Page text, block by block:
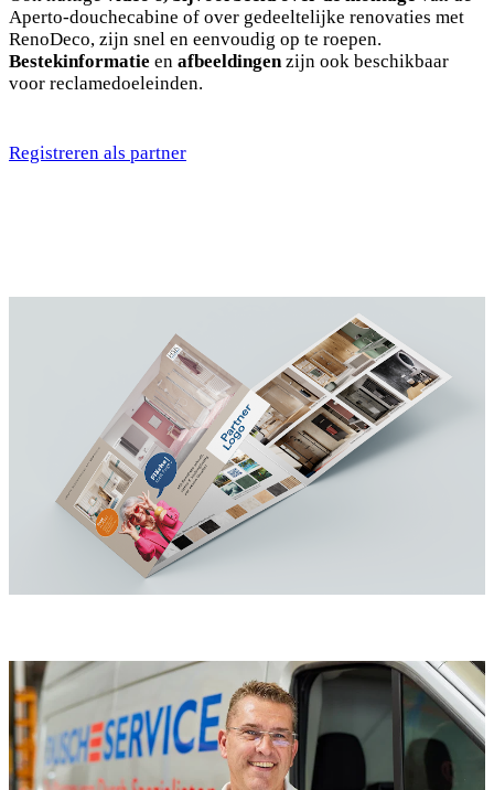
Aperto-douchecabine of over gedeeltelijke renovaties met
RenoDeco, zijn snel en eenvoudig op te roepen.
Bestekinformatie en afbeeldingenzijn ook beschikbaar
voor reclamedoeleinden.
Registreren als partner